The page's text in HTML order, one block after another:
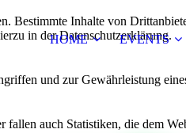
HOME EVENTS
Bestimmte Inhalte von
in der Datenschutzerklärung.
und zur Gewährleistung
auch Statistiken, die dem